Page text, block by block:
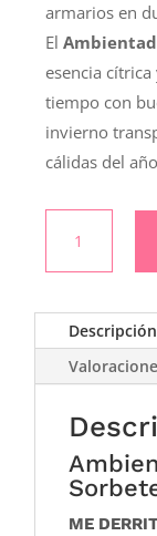
armarios en
El
esencia
tiempo con
invierno
cálidas del
Armario
SORBETE
cantidad
Descripción
ME